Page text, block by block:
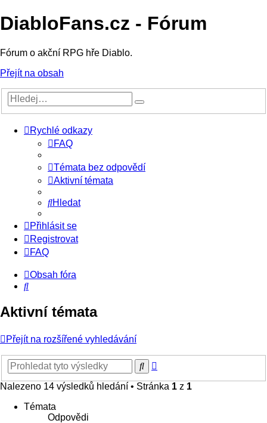
DiabloFans.cz - Fórum
Fórum o akční RPG hře Diablo.
Přejít na obsah
Rychlé odkazy
FAQ
Témata bez odpovědí
Aktivní témata
Hledat
Přihlásit se
Registrovat
FAQ
Obsah fóra
Hledat
Aktivní témata
Přejít na rozšířené vyhledávání
Hledat
Nalezeno 14 výsledků hledání • Stránka 1 z 1
Témata
Odpovědi